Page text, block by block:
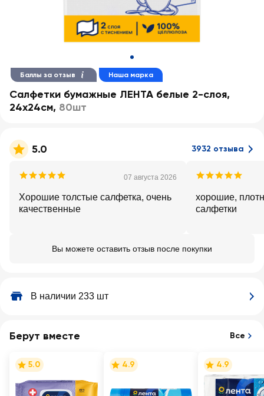
Баллы за отзыв Наша марка
Салфетки бумажные ЛЕНТА белые 2-слоя,
24х24см, 80шт
5.0 3932 отзыва
07 августа 2026
Хорошие толстые салфетка, очень
качественные
хорошие,
салфетки
Вы можете оставить отзыв после покупки
В наличии 233 шт
Берут вместе Все
5.0 4.9 4.9